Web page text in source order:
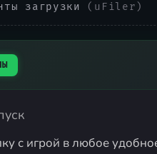
загрузки (uFiler)
с игрой в любое